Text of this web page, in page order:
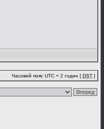
Часовий пояс UTC + 2 годин [ DST ]